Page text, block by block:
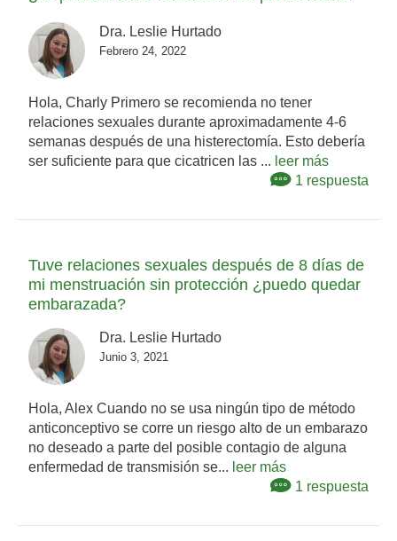
Dra. Leslie Hurtado
Febrero 24, 2022
Hola, Charly Primero se recomienda no tener
relaciones sexuales durante aproximadamente 4-6
semanas después de una histerectomía. Esto debería
ser suficiente para que cicatricen las ... leer más
1 respuesta
Tuve relaciones sexuales después de 8 días de
mi menstruación sin protección ¿puedo quedar
embarazada?
Dra. Leslie Hurtado
Junio 3, 2021
Hola, Alex Cuando no se usa ningún tipo de método
anticonceptivo se corre un riesgo alto de un embarazo
no deseado a parte del posible contagio de alguna
enfermedad de transmisión se... leer más
1 respuesta